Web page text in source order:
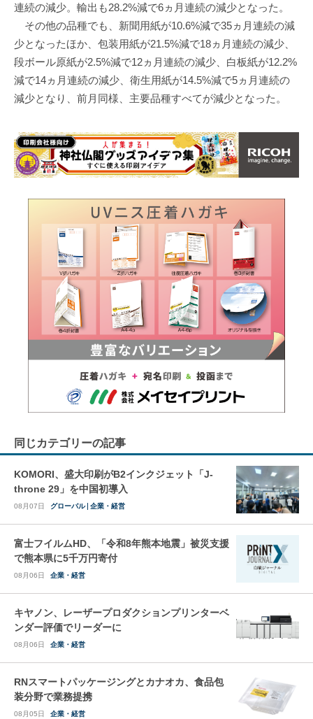
連続の減少。輸出も28.2%減で6ヵ月連続の減少となった。
その他の品種でも、新聞用紙が10.6%減で35ヵ月連続の減
少となったほか、包装用紙が21.5%減で18ヵ月連続の減少、
段ボール原紙が2.5%減で12ヵ月連続の減少、白板紙が12.2%
減で14ヵ月連続の減少、衛生用紙が14.5%減で5ヵ月連続の
減少となり、前月同様、主要品種すべてが減少となった。
同じカテゴリーの記事
KOMORI、盛大印刷がB2インクジェット「J-
throne 29」を中国初導入
08月07日 グローバル 企業・経営
富士フイルムHD、「令和8年熊本地震」被災支援
で熊本県に5千万円寄付
08月06日 企業・経営
キヤノン、レーザープロダクションプリンターベ
ンダー評価でリーダーに
08月06日 企業・経営
RNスマートパッケージングとカナオカ、食品包
装分野で業務提携
08月05日 企業・経営